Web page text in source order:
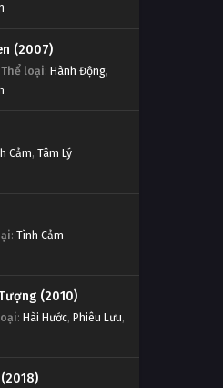
(2007)
Thể loại: Hành Động,
Cảm, Tâm Lý
: Tình Cảm
(2010)
: Hài Hước, Phiêu Lưu,